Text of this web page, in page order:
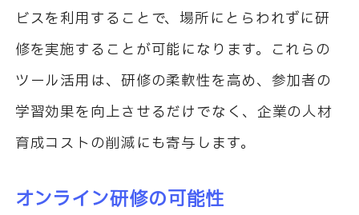
ビスを利用することで、場所にとらわれずに研
修を実施することが可能になります。これらの
ツール活用は、研修の柔軟性を高め、参加者の
学習効果を向上させるだけでなく、企業の人材
育成コストの削減にも寄与します。
オンライン研修の可能性